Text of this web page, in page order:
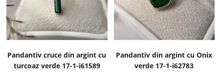
Pandantiv cruce din argint cu
turcoaz verde 17-1-i61589
Pandantiv din argint cu Onix
verde 17-1-i62783